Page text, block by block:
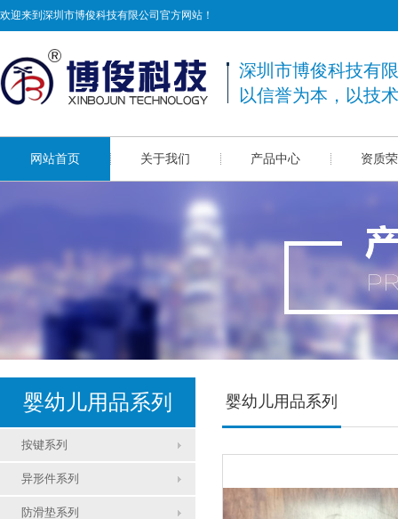
欢迎来到深圳市博俊科技有限公司官方网站！
深圳市博俊科技有
以信誉为本，以技
网站首页 关于我们 产品中心 资质
婴幼儿用品系列
按键系列
异形件系列
防滑垫系列
婴幼儿用品系列